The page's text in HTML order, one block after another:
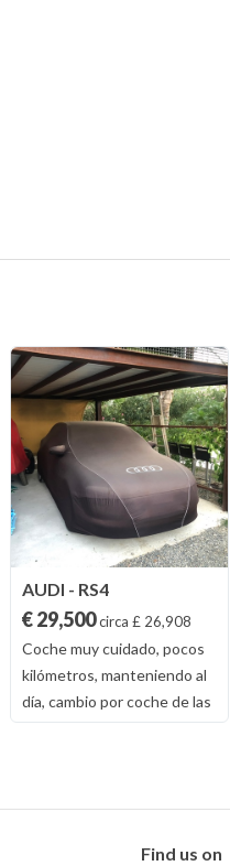
AUDI - RS4
€ 29,500circa £ 26,908
Coche muy cuidado, pocos
kilómetros, manteniendo al
día, cambio por coche de las
mismas características, se
Find us on